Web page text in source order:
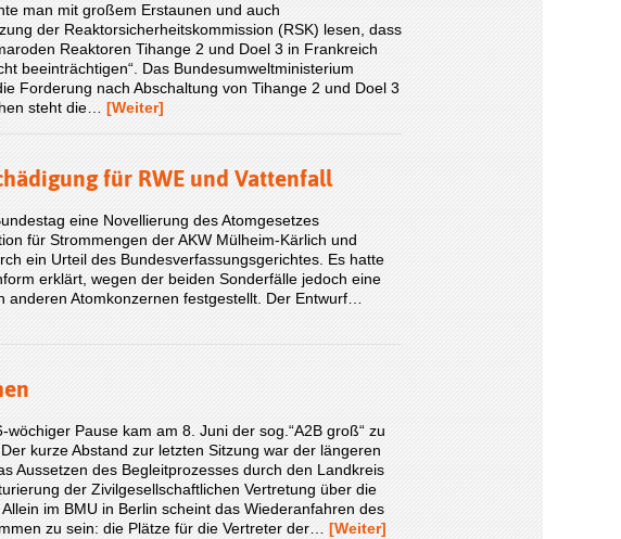
man mit großem Erstaunen und auch
der Reaktorsicherheitskommission (RSK) lesen, dass
Reaktoren Tihange 2 und Doel 3 in Frankreich
beeinträchtigen“. Das Bundesumweltministerium
Forderung nach Abschaltung von Tihange 2 und Doel 3
steht die… [Weiter]
für RWE und Vattenfall
eine Novellierung des Atomgesetzes
für Strommengen der AKW Mülheim-Kärlich und
ein Urteil des Bundesverfassungsgerichtes. Es hatte
erklärt, wegen der beiden Sonderfälle jedoch eine
anderen Atomkonzernen festgestellt. Der Entwurf…
Pause kam am 8. Juni der sog.“A2B groß“ zu
kurze Abstand zur letzten Sitzung war der längeren
Aussetzen des Begleitprozesses durch den Landkreis
der Zivilgesellschaftlichen Vertretung über die
im BMU in Berlin scheint das Wiederanfahren des
zu sein: die Plätze für die Vertreter der… [Weiter]